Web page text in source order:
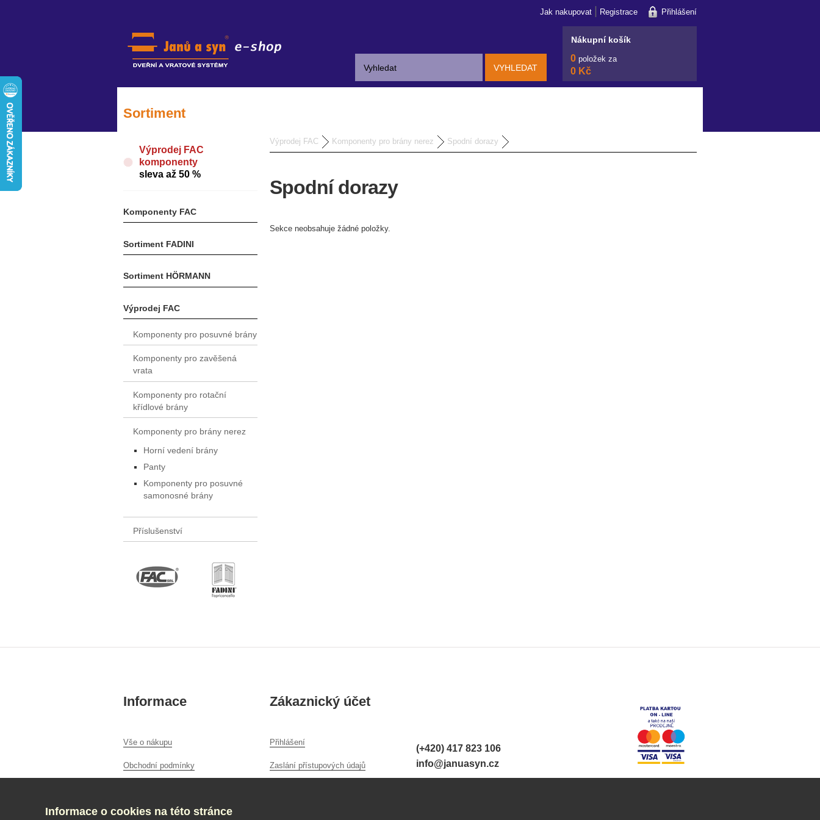
Jak nakupovat | Registrace Přihlášení
VYHLEDAT
Nákupní košík
0položek za
0 Kč
Sortiment
Výprodej FAC
komponenty
sleva až 50 %
Komponenty FAC
Sortiment FADINI
Sortiment HÖRMANN
Výprodej FAC
Komponenty pro posuvné brány
Komponenty pro zavěšená
vrata
Komponenty pro rotační
křídlové brány
Komponenty pro brány nerez
Horní vedení brány
Panty
Komponenty pro posuvné
samonosné brány
Příslušenství
Výprodej FAC Komponenty pro brány nerez Spodní dorazy
Spodní dorazy
Sekce neobsahuje žádné položky.
Informace
Vše o nákupu
Obchodní podmínky
O nás
Zákaznický účet
Přihlášení
Zaslání přístupových údajů
(+420) 417 823 106
info@januasyn.cz
Informace o cookies na této stránce